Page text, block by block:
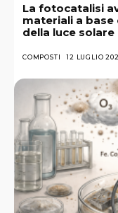
La fotocatalisi
materiali a
della luce solare
COMPOSTI 12 LUGLIO